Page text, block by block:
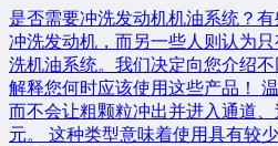
是否需要冲洗发动机机油系统？
冲洗发动机，而另一些人则认为
洗机油系统。我们决定向您介绍
解释您何时应该使用这些产品！
而不会让粗颗粒冲出并进入通道
元。 这种类型意味着使用具有较